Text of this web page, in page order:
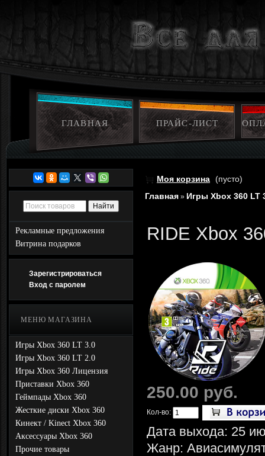
ГЛАВНАЯ ПРАЙС-ЛИСТ
Рекламные предложения
Витрина подарков
Зарегистрироваться
Вход с паролем
МЕНЮ МАГАЗИНА
Игры Xbox 360 LT 3.0
Игры Xbox 360 LT 2.0
Игры Xbox 360 Лицензия
Приставки Xbox 360
Геймпады Xbox 360
Жесткие диски Xbox 360
Кинект / Kinect Xbox 360
Аксессуары Xbox 360
Прочие товары
Моя корзина (пусто)
Главная » Игры Xbox 360 LT
RIDE Xbox
250.00 руб.
Кол-во:
Дата выхода: 25
Жанр: